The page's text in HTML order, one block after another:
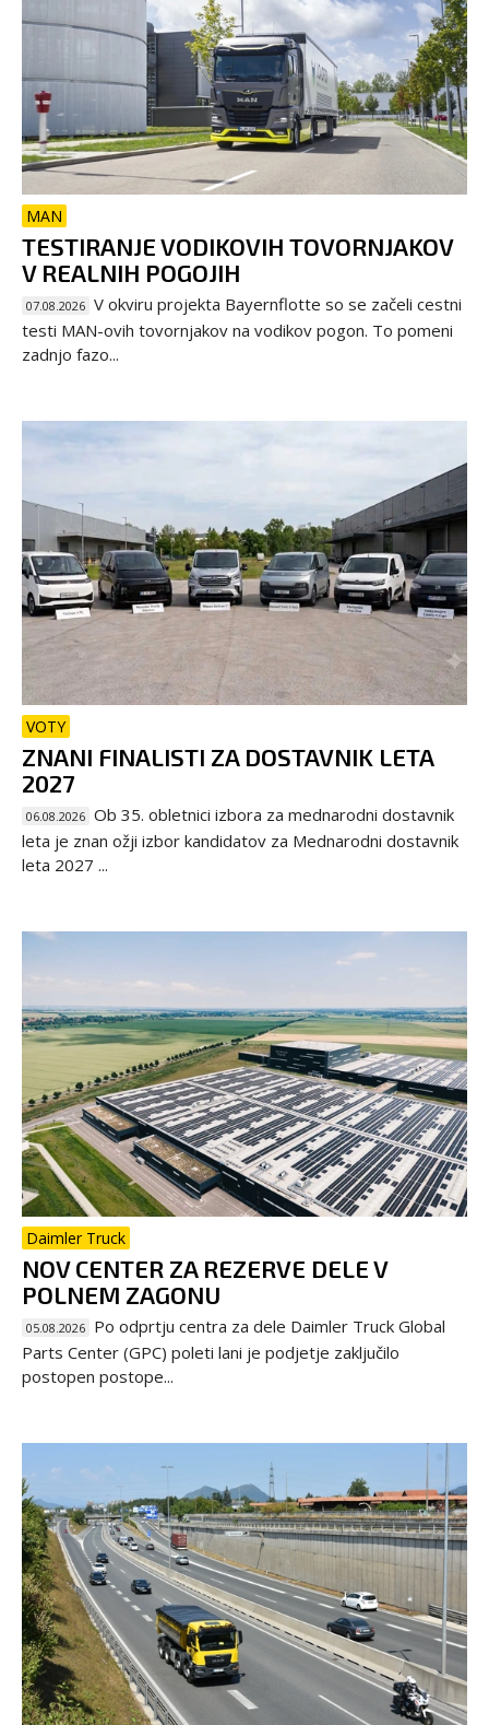
MAN
TESTIRANJE VODIKOVIH TOVORNJAKOV
V REALNIH POGOJIH
07.08.2026 V okviru projekta Bayernflotte so se začeli cestni
testi MAN-ovih tovornjakov na vodikov pogon. To pomeni
zadnjo fazo...
VOTY
ZNANI FINALISTI ZA DOSTAVNIK LETA
2027
06.08.2026 Ob 35. obletnici izbora za mednarodni dostavnik
leta je znan ožji izbor kandidatov za Mednarodni dostavnik
leta 2027 ...
Daimler Truck
NOV CENTER ZA REZERVE DELE V
POLNEM ZAGONU
05.08.2026 Po odprtju centra za dele Daimler Truck Global
Parts Center (GPC) poleti lani je podjetje zaključilo
postopen postope...